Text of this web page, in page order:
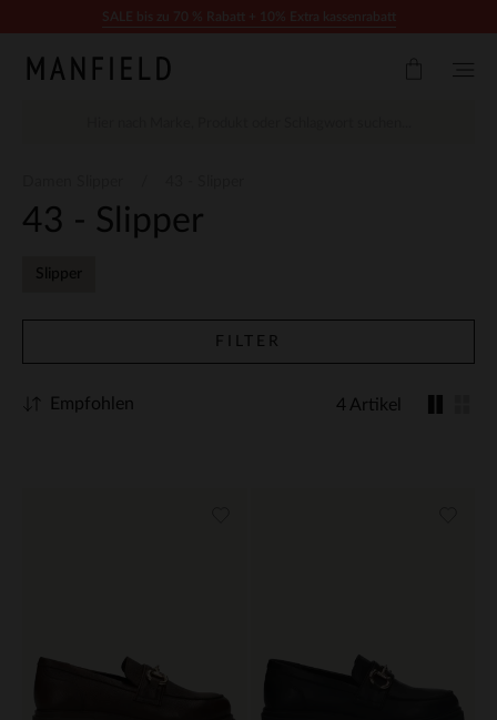
43 - Slipper
Slipper
FILTER
4 Artikel
Empfohlen